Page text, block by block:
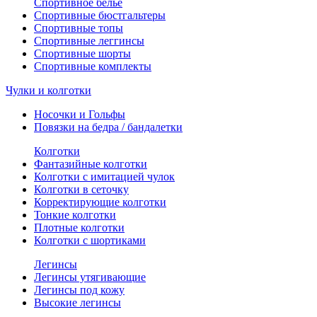
Спортивное белье
Спортивные бюстгальтеры
Спортивные топы
Спортивные леггинсы
Спортивные шорты
Спортивные комплекты
Чулки и колготки
Носочки и Гольфы
Повязки на бедра / бандалетки
Колготки
Фантазийные колготки
Колготки с имитацией чулок
Колготки в сеточку
Корректирующие колготки
Тонкие колготки
Плотные колготки
Колготки с шортиками
Легинсы
Легинсы утягивающие
Легинсы под кожу
Высокие легинсы